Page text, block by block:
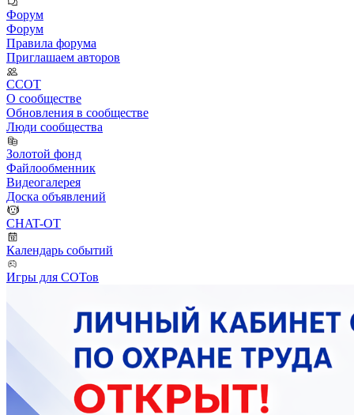
Форум
Форум
Правила форума
Приглашаем авторов
ССОТ
О сообществе
Обновления в сообществе
Люди сообщества
Золотой фонд
Файлообменник
Видеогалерея
Доска объявлений
CHAT-OT
Календарь событий
Игры для СОТов